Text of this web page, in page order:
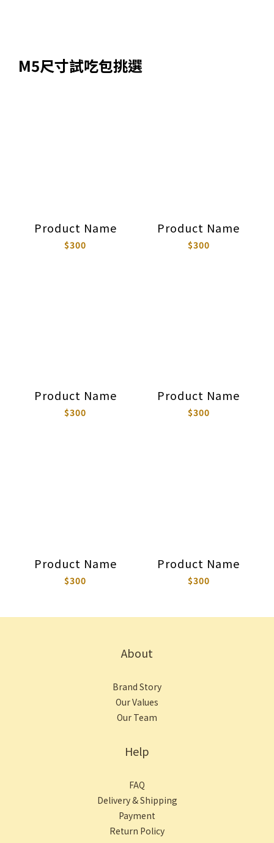
M5尺寸試吃包挑選
Product Name
$300
Product Name
$300
Product Name
$300
Product Name
$300
Product Name
$300
Product Name
$300
About
Brand Story
Our Values
Our Team
Help
FAQ
Delivery & Shipping
Payment
Return Policy